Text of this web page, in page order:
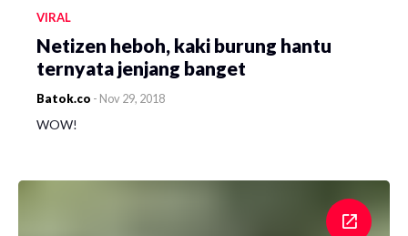
VIRAL
Netizen heboh, kaki burung hantu
ternyata jenjang banget
Batok.co - Nov 29, 2018
WOW!